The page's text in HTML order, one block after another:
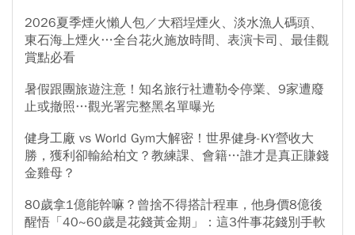
2026夏季煙火懶人包／大稻埕煙火、淡水漁人碼頭、
東石海上煙火…全台花火施放時間、表演卡司、最佳觀
賞點必看
暑假跟團旅遊注意！知名旅行社遭勒令停業、9家遭廢
止或撤照…觀光署完整黑名單曝光
健身工廠 vs World Gym大解密！世界健身-KY營收大
勝，獲利卻輸給柏文？教練課、會籍…誰才是真正賺錢
金雞母？
80歲拿1億能幹嘛？曾捨不得搭計程車，他身價8億後
醒悟「40~60歲是花錢黃金期」：這3件事花錢別手軟